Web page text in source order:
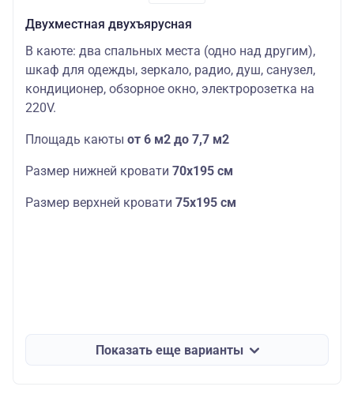
Двухместная двухъярусная
В каюте: два спальных места (одно над другим),
шкаф для одежды, зеркало, радио, душ, санузел,
кондиционер, обзорное окно, электророзетка на
220V.
Площадь каюты от 6 м2 до 7,7 м2
Размер нижней кровати 70х195 см
Размер верхней кровати 75х195 см
Показать еще варианты